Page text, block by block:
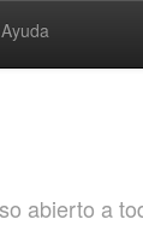
Ayuda
abierto a